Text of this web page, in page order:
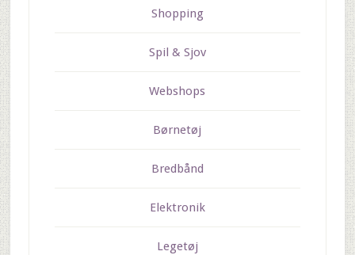
Shopping
Spil & Sjov
Webshops
Børnetøj
Bredbånd
Elektronik
Legetøj